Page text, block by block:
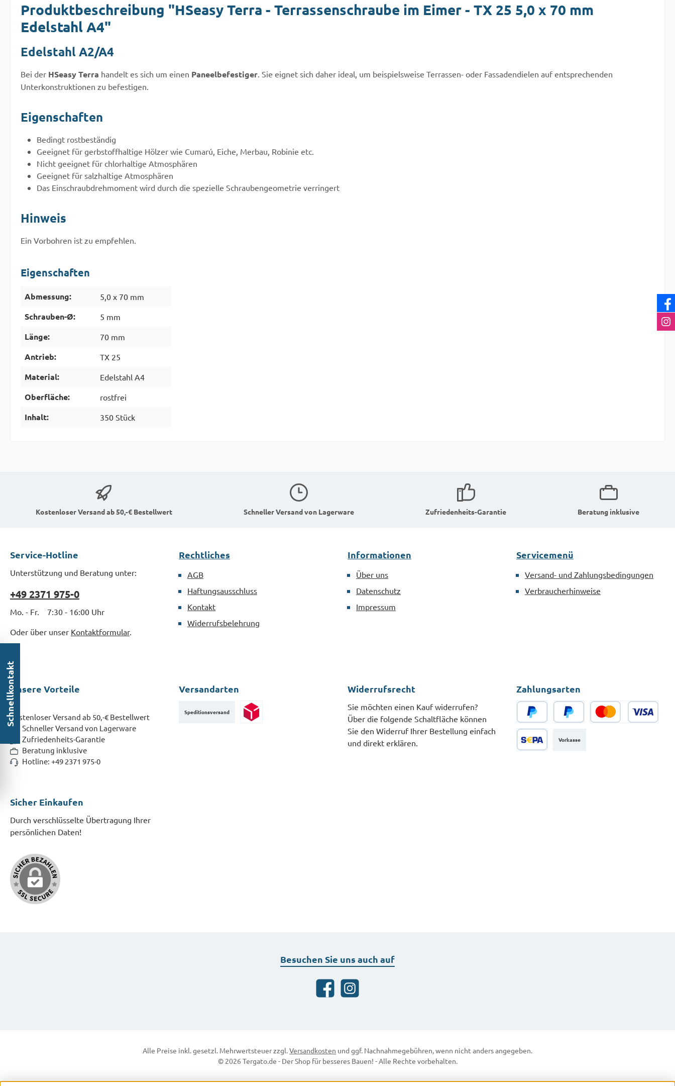
Produktbeschreibung "HSeasy Terra - Terrassenschraube im Eimer - TX 25 5,0 x 70 mm
Edelstahl A4"
Edelstahl A2/A4
Bei der HSeasy Terra handelt es sich um einen Paneelbefestiger. Sie eignet sich daher ideal, um beispielsweise Terrassen- oder Fassadendielen auf entsprechenden
Unterkonstruktionen zu befestigen.
Eigenschaften
Bedingt rostbeständig
Geeignet für gerbstoffhaltige Hölzer wie Cumarú, Eiche, Merbau, Robinie etc.
Nicht geeignet für chlorhaltige Atmosphären
Geeignet für salzhaltige Atmosphären
Das Einschraubdrehmoment wird durch die spezielle Schraubengeometrie verringert
Hinweis
Ein Vorbohren ist zu empfehlen.
Eigenschaften
Abmessung: 5,0 x 70 mm
Schrauben-Ø: 5 mm
Länge: 70 mm
Antrieb: TX 25
Material: Edelstahl A4
Oberfläche: rostfrei
Inhalt: 350 Stück
Kostenloser Versand ab 50,-€ Bestellwert Schneller Versand von Lagerware Zufriedenheits-Garantie Beratung inklusive
Service-Hotline
Unterstützung und Beratung unter:
+49 2371 975-0
Mo. - Fr. 7:30 - 16:00 Uhr
Oder über unser Kontaktformular.
Rechtliches
AGB
Haftungsausschluss
Kontakt
Widerrufsbelehrung
Informationen
Über uns
Datenschutz
Impressum
Servicemenü
Versand- und Zahlungsbedingungen
Verbraucherhinweise
Unsere Vorteile
Kostenloser Versand ab 50,-€ Bestellwert
Schneller Versand von Lagerware
Zufriedenheits-Garantie
Beratung inklusive
Hotline: +49 2371 975-0
Versandarten
Speditionsversand
Widerrufsrecht
Sie möchten einen Kauf widerrufen?
Über die folgende Schaltfläche können
Sie den Widerruf Ihrer Bestellung einfach
und direkt erklären.
Zahlungsarten
PayPal
Vorkasse
Sicher Einkaufen
Durch verschlüsselte Übertragung Ihrer
persönlichen Daten!
Besuchen Sie uns auch auf
FacebookInstagram
Alle Preise inkl. gesetzl. Mehrwertsteuer zzgl.Versandkosten und ggf. Nachnahmegebühren, wenn nicht anders angegeben.
© 2026 Tergato.de - Der Shop für besseres Bauen! - Alle Rechte vorbehalten.
Schnellkontakt